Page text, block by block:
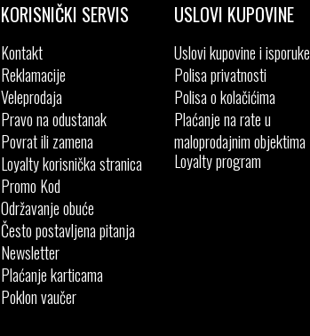
KORISNIČKI SERVIS
Kontakt
Reklamacije
Veleprodaja
Pravo na odustanak
Povrat ili zamena
Loyalty korisnička stranica
Promo Kod
Održavanje obuće
Često postavljena pitanja
Newsletter
Plaćanje karticama
Poklon vaučer
USLOVI KUPOVINE
Uslovi kupovine i isporuke
Polisa privatnosti
Polisa o kolačićima
Plaćanje na rate u
maloprodajnim objektima
Loyalty program